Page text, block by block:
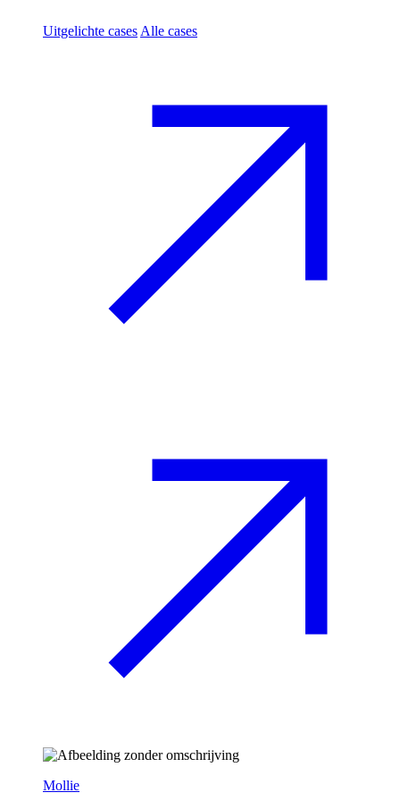
Uitgelichte cases Alle cases
Mollie